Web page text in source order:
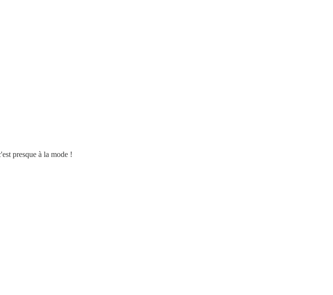
presque à la mode !